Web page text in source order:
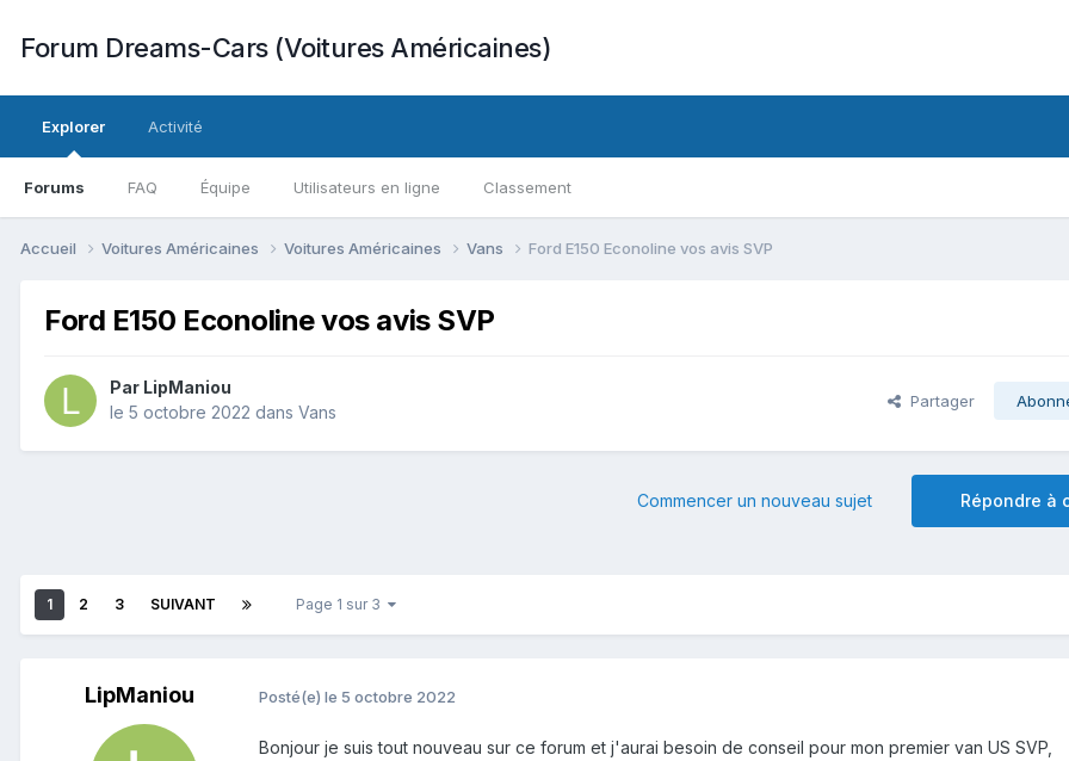
Forum Dreams-Cars (Voitures Américaines)
Explorer
Forums FAQ Équipe Utilisateurs en ligne Classement
Activité
Accueil Voitures Américaines Voitures Américaines Vans Ford E150 Econoline vos avis SVP
Ford E150 Econoline vos avis SVP
Par LipManiou
le 5 octobre 2022 dans Vans
Partager
Répondre à
Commencer un nouveau sujet
1 2 3 SUIVANT Page 1 sur 3
LipManiou Posté(e) le 5 octobre 2022
Bonjour je suis tout nouveau sur ce forum et j'aurai besoin de conseil pour mon premier van US SVP,